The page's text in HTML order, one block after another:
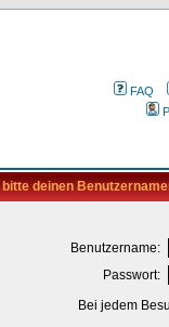
FAQ
bitte deinen
Benutzername:
Passwort:
Bei jedem